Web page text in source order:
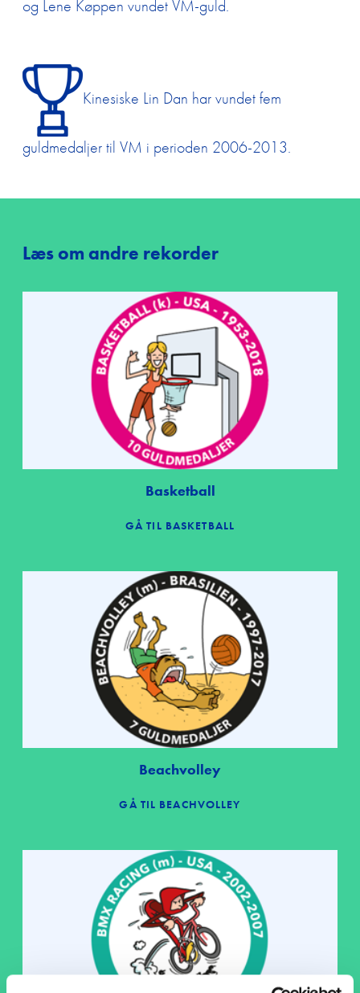
RO-
og Lene Køppen vundet VM-guld.
Kinesiske Lin Dan har vundet fem
guldmedaljer til VM i perioden 2006-2013.
Læs om andre rekorder
Basketball
GÅ TIL BASKETBALL
Beachvolley
GÅ TIL BEACHVOLLEY